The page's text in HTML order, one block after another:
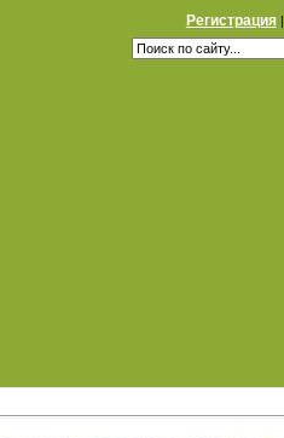
Регистрация|